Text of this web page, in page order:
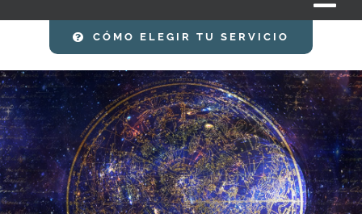
INICIO
SERVICIOS
CLASES
DESCARGAS
CÓMO ELEGIR TU SERVICIO